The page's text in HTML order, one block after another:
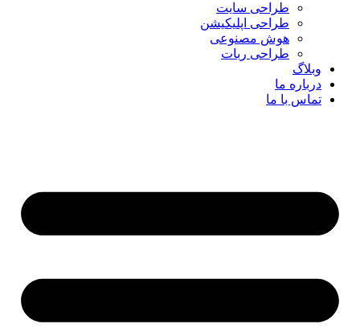
طراحی سایت
طراحی اپلیکیشن
هوش مصنوعی
طراحی ربات
وبلاگ
درباره ما
تماس با ما